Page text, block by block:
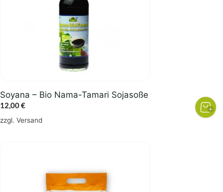
Soyana – Bio Nama-Tamari Sojasoße
12,00€
zzgl. Versand